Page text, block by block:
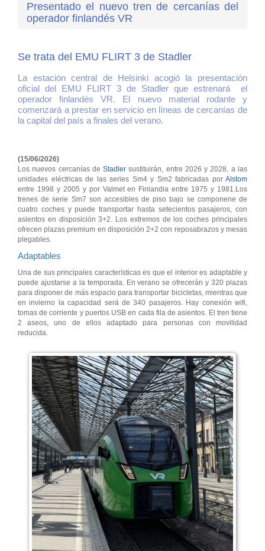
Presentado el nuevo tren de cercanías del
operador finlandés VR
Se trata del EMU FLIRT 3 de Stadler
La estación central de Helsinki acogió la presentación
oficial del EMU FLIRT 3 de Stadler que estrenará el
operador finlandés VR. El nuevo material rodante y
comenzará a prestar en servicio en líneas de cercanías de
la capital del país a finales del verano.
(15/06/2026)
Los nuevos cercanías deStadler sustituirán, entre 2026 y 2028, a las
unidades eléctricas de las series Sm4 y Sm2 fabricadas por Alstom
entre 1998 y 2005 y por Valmet en Finlandia entre 1975 y 1981.Los
trenes de serie Sm7 son accesibles de piso bajo se componene de
cuatro coches y puede transportar hasta setecientos pasajeros, con
asientos en disposición 3+2. Los extremos de los coches principales
ofrecen plazas premium en disposición 2+2 con reposabrazos y mesas
plegables.
Adaptables
Una de sus principales características es que el interior es adaptable y
puede ajustarse a la temporada. En verano se ofrecerán y 320 plazas
para disponer de más espacio para transportar bicicletas, mientras que
en invierno la capacidad será de 340 pasajeros. Hay conexión wifi,
tomas de corriente y puertos USB en cada fila de asientos. El tren tiene
2 aseos, uno de ellos adaptado para personas con movilidad
reducida.